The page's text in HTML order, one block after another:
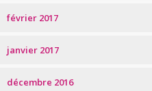
février 2017
janvier 2017
décembre 2016